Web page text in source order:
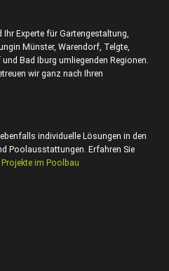
Experte für Gartengestaltung,
Münster, Warendorf, Telgte,
Bad Iburg umliegenden Regionen.
wir ganz nach Ihren
individuelle Lösungen in den
Poolausstattungen. Erfahren Sie
im Poolbau